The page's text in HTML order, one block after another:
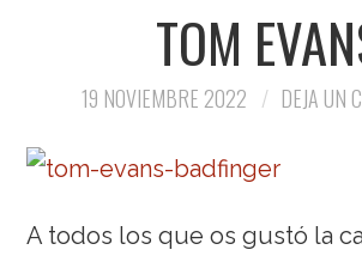
TOM
19 NOVIEMBRE 2022 DEJA UN
A todos los que os gustó la